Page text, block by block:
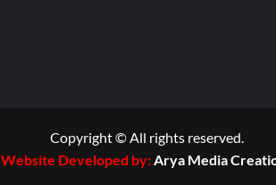
Copyright © All rights reserved.
Website Developed by: Arya Media